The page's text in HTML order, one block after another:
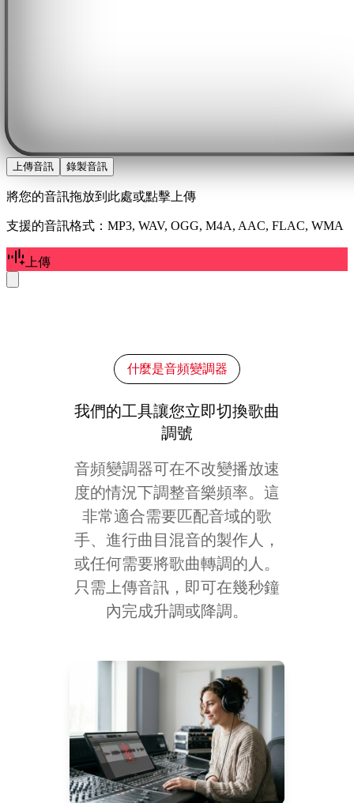
上傳音訊 錄製音訊
將您的音訊拖放到此處或點擊上傳
支援的音訊格式：MP3, WAV, OGG, M4A, AAC, FLAC, WMA
上傳
什麼是音頻變調器
我們的工具讓您立即切換歌曲
調號
音頻變調器可在不改變播放速
度的情況下調整音樂頻率。這
非常適合需要匹配音域的歌
手、進行曲目混音的製作人，
或任何需要將歌曲轉調的人。
只需上傳音訊，即可在幾秒鐘
內完成升調或降調。